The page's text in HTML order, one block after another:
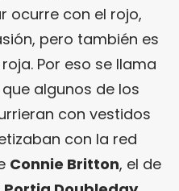
ocurre con el rojo,
pero también es
Por eso se llama
algunos de los
con vestidos
con la red
Connie Britton, el de